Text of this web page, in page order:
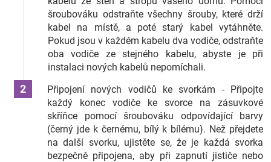
Hračkářství
Přihlášení
šroubováku odstraňte všechny šrouby, které drží
kabel na místě, a poté starý kabel vytáhněte.
Pokud jsou v každém kabelu dva vodiče, odstraňte
oba vodiče ze stejného kabelu, abyste je při
instalaci nových kabelů nepomíchali.
Připojení nových vodičů ke svorkám - Připojte
každý konec vodiče ke svorce na zásuvkové
skříňce pomocí šroubováku odpovídající barvy
(černý jde k černému, bílý k bílému). Než přejdete
na další svorku, ujistěte se, že je každá svorka
bezpečně připojena, aby při zapnutí jističe nebo